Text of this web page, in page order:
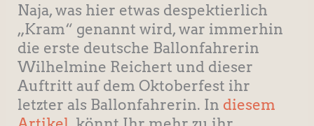
Naja, was hier etwas despektierlich
„Kram“ genannt wird, war immerhin
die erste deutsche Ballonfahrerin
Wilhelmine Reichert und dieser
Auftritt auf dem Oktoberfest ihr
letzter als Ballonfahrerin. In diesem